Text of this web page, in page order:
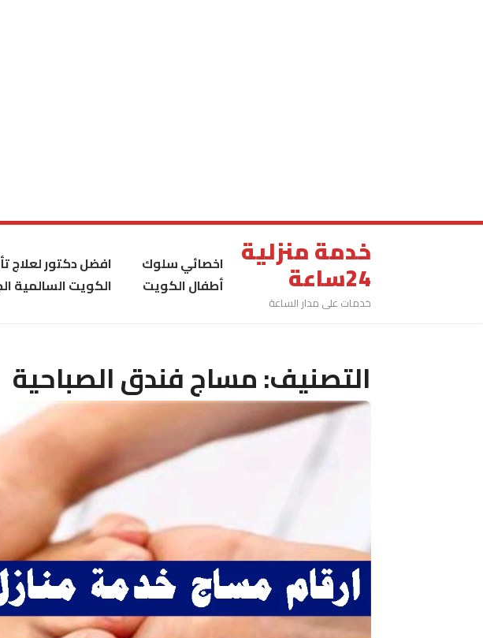
خدمة منزلية
24ساعة
خدمات على مدار الساعة
اخصائي سلوك
أطفال الكويت
افضل دكتور لعلاج
الكويت السالمية
التصنيف:مساج فندق الصباحية